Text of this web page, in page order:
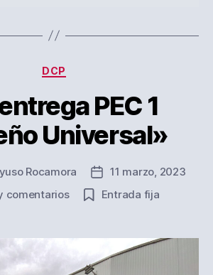
Categorías
DCP
PEC 1
Universal»
Rocamora
Fecha
de
11 marzo, 2023
comentariosen
PEC
«Diseño
Entrada fija